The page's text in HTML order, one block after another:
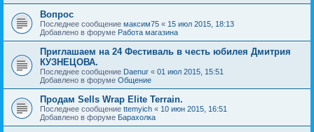
Вопрос
Последнее сообщение максим75 « 15 июл 2015, 18:13
Добавлено в форуме Работа магазина
Приглашаем на 24 Фестиваль в честь юбилея Дмитрия
КУЗНЕЦОВА.
Последнее сообщение Daenur « 01 июл 2015, 15:51
Добавлено в форуме Общение
Продам Sells Wrap Elite Terrain.
Последнее сообщение ttemyich « 10 июн 2015, 16:51
Добавлено в форуме Барахолка